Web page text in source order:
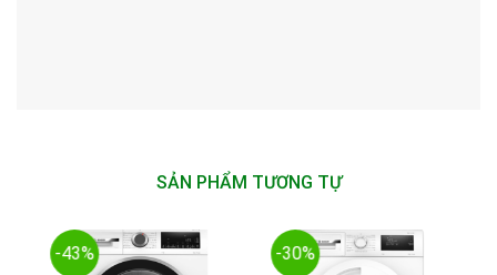
SẢN PHẨM TƯƠNG TỰ
-43% -30%